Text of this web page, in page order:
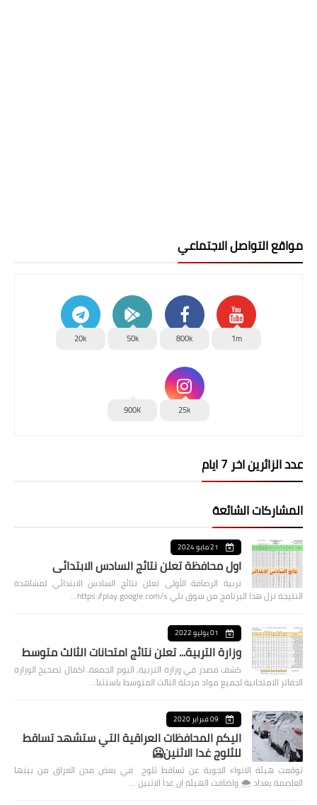
مواقع التواصل الاجتماعي
1m
800k
50k
20k
25k
900K
عدد الزائرين اخر 7 ايام
المشاركات الشائعة
21 مايو 2024
اول محافظة تعلن نتائج السادس الابتدائي
تربية الرصافة الأولى تعلن نتائج السادس الابتدائي لمشاهدة
النتيجة نزل هذا البرنامج من سوق بلي https://play.google.com/s…
01 يوليو 2022
وزارة التربية... تعلن نتائج امتحانات الثالث متوسط
كشف مصدر في وزارة التربية، اليوم الجمعة، اكمال تصحيح الوزارة
الدفاتر الامتحانية لجميع مواد مرحلة الثالث المتوسط باستثنا…
09 فبراير 2020
اليكم المحافظات العراقية التي ستشهد تساقط
للثلوج غدا الاثنين🥶
توقعت هيئة الانواء الجوية عن تساقط ثلوج في بعض مدن العراق من بينها
العاصمة بغداد ⁦🌨️⁩ واضافت الهيئة ان غدا الاثنين …